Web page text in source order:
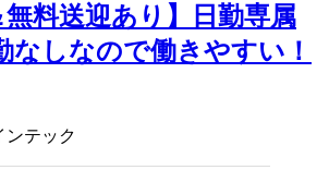
無料送迎あり】日勤専属
なしなので働きやすい！
ンテック